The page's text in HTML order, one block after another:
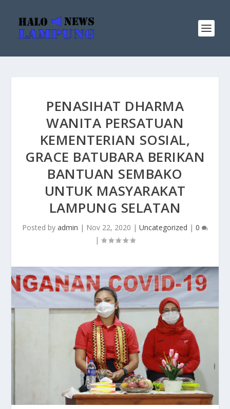
PENASIHAT DHARMA
WANITA PERSATUAN
KEMENTERIAN SOSIAL,
GRACE BATUBARA BERIKAN
BANTUAN SEMBAKO
UNTUK MASYARAKAT
LAMPUNG SELATAN
Posted by admin | Nov 22, 2020 | Uncategorized | 0
|